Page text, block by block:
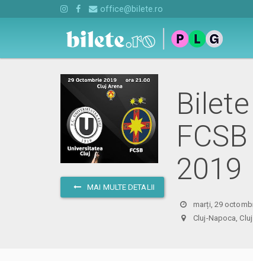
office@bilete.ro
MAI MULTE DETALII
2019
marți, 29
Cluj-Napoca,